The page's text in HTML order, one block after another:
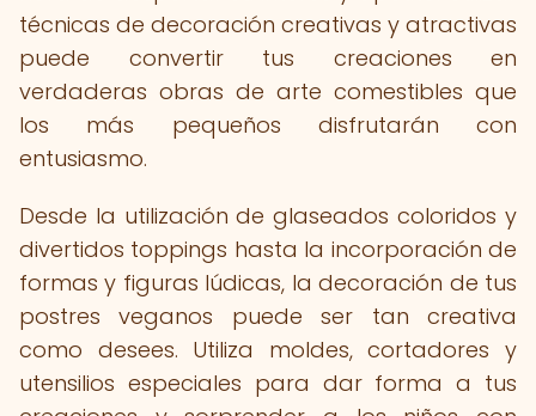
técnicas de decoración creativas y atractivas
puede convertir tus creaciones en
verdaderas obras de arte comestibles que
los más pequeños disfrutarán con
entusiasmo.
Desde la utilización de glaseados coloridos y
divertidos toppings hasta la incorporación de
formas y figuras lúdicas, la decoración de tus
postres veganos puede ser tan creativa
como desees. Utiliza moldes, cortadores y
utensilios especiales para dar forma a tus